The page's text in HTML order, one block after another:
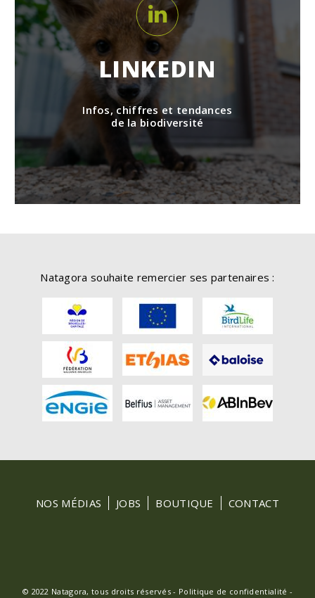
LINKEDIN
Infos, chiffres et tendances
de la biodiversité
Natagora souhaite remercier ses partenaires :
FOOTER
MENU
NOS MÉDIAS JOBS BOUTIQUE CONTACT
© 2022 Natagora, tous droits réservés - Politique de confidentialité -